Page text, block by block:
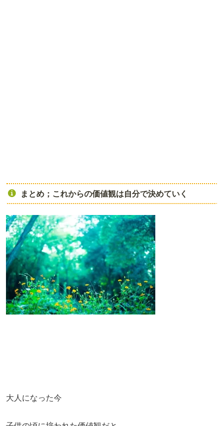
まとめ；これからの価値観は自分で決めていく
大人になった今